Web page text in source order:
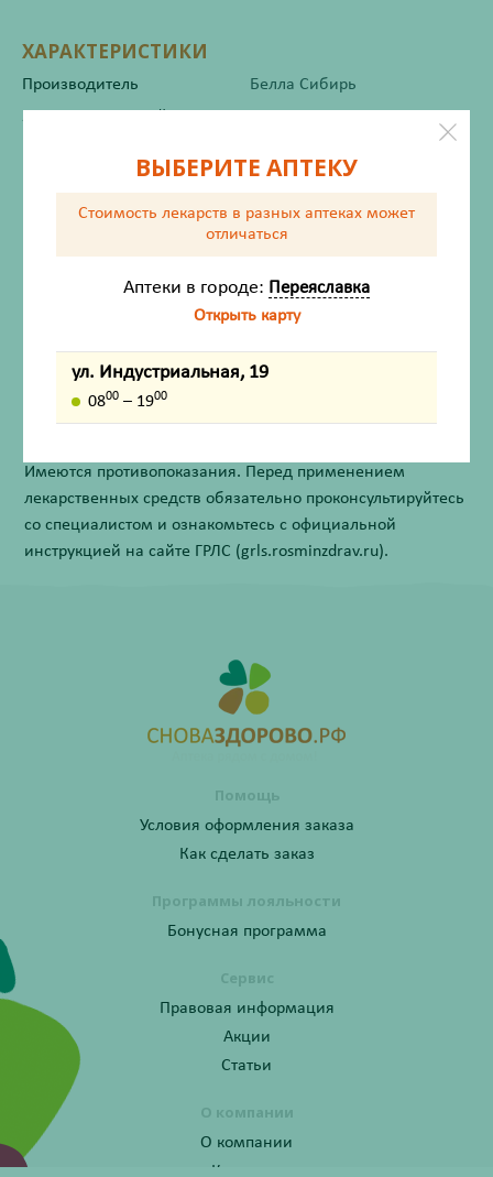
ХАРАКТЕРИСТИКИ
Производитель
Белла Сибирь
Жизненно важный
Инструкция по применению
Внешний вид товара, упаковки, может отличаться от
изображения на фотографии.
Имеются противопоказания. Перед применением
лекарственных средств обязательно проконсультируйтесь
со специалистом и ознакомьтесь с официальной
инструкцией на сайте ГРЛС (grls.rosminzdrav.ru).
Помощь
Условия оформления заказа
Как сделать заказ
Программы лояльности
Бонусная программа
Сервис
Правовая информация
Акции
Статьи
О компании
О компании
Контакты
ВЫБЕРИТЕ АПТЕКУ
Стоимость лекарств в разных аптеках может
отличаться
Аптеки в городе: Переяславка
Открыть карту
ул. Индустриальная, 19
0800 – 1900